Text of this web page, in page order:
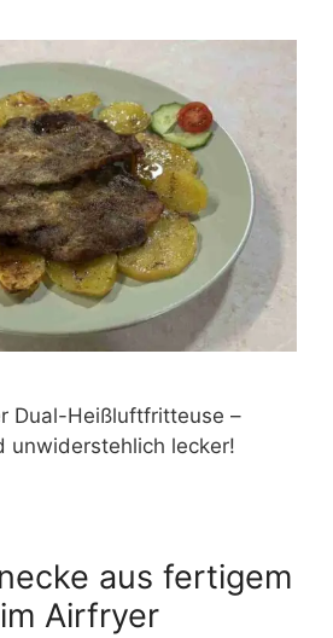
Dual-Heißluftfritteuse –
unwiderstehlich lecker!
aus fertigem
Airfryer